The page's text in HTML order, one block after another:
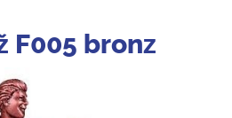
F005 bronz